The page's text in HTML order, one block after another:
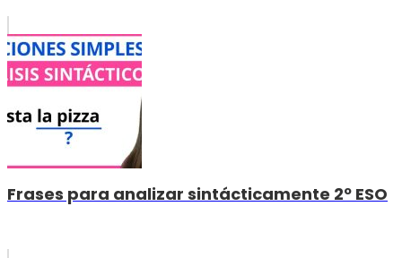
Frases para analizar sintácticamente 2º ESO